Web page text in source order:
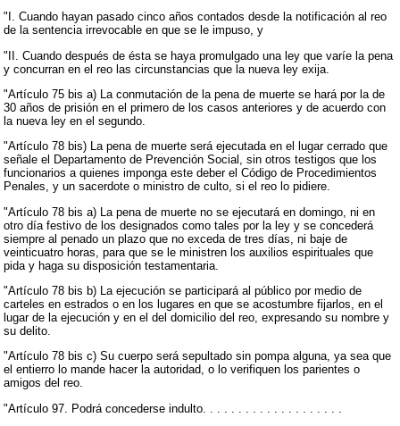
"I. Cuando hayan pasado cinco años contados desde la notificación al reo
de la sentencia irrevocable en que se le impuso, y
"II. Cuando después de ésta se haya promulgado una ley que varíe la pena
y concurran en el reo las circunstancias que la nueva ley exija.
"Artículo 75 bis a) La conmutación de la pena de muerte se hará por la de
30 años de prisión en el primero de los casos anteriores y de acuerdo con
la nueva ley en el segundo.
"Artículo 78 bis) La pena de muerte será ejecutada en el lugar cerrado que
señale el Departamento de Prevención Social, sin otros testigos que los
funcionarios a quienes imponga este deber el Código de Procedimientos
Penales, y un sacerdote o ministro de culto, si el reo lo pidiere.
"Artículo 78 bis a) La pena de muerte no se ejecutará en domingo, ni en
otro día festivo de los designados como tales por la ley y se concederá
siempre al penado un plazo que no exceda de tres días, ni baje de
veinticuatro horas, para que se le ministren los auxilios espirituales que
pida y haga su disposición testamentaria.
"Artículo 78 bis b) La ejecución se participará al público por medio de
carteles en estrados o en los lugares en que se acostumbre fijarlos, en el
lugar de la ejecución y en el del domicilio del reo, expresando su nombre y
su delito.
"Artículo 78 bis c) Su cuerpo será sepultado sin pompa alguna, ya sea que
el entierro lo mande hacer la autoridad, o lo verifiquen los parientes o
amigos del reo.
"Artículo 97. Podrá concederse indulto. . . . . . . . . . . . . . . . . . . .